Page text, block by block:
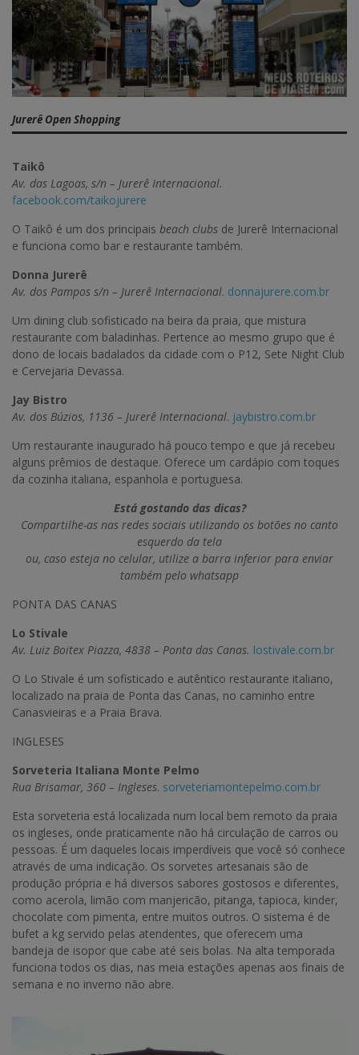
Jurerê Open Shopping
Taikô
Av. das Lagoas, s/n – Jurerê Internacional.
facebook.com/taikojurere
O Taikô é um dos principais beach clubs de Jurerê Internacional
e funciona como bar e restaurante também.
Donna Jurerê
Av. dos Pampos s/n – Jurerê Internacional. donnajurere.com.br
Um dining club sofisticado na beira da praia, que mistura
restaurante com baladinhas. Pertence ao mesmo grupo que é
dono de locais badalados da cidade com o P12, Sete Night Club
e Cervejaria Devassa.
Jay Bistro
Av. dos Búzios, 1136 – Jurerê Internacional. jaybistro.com.br
Um restaurante inaugurado há pouco tempo e que já recebeu
alguns prêmios de destaque. Oferece um cardápio com toques
da cozinha italiana, espanhola e portuguesa.
Está gostando das dicas?
Compartilhe-as nas redes sociais utilizando os botões no canto
esquerdo da tela
ou, caso esteja no celular, utilize a barra inferior para enviar
também pelo whatsapp
PONTA DAS CANAS
Lo Stivale
Av. Luiz Boitex Piazza, 4838 – Ponta das Canas. lostivale.com.br
O Lo Stivale é um sofisticado e autêntico restaurante italiano,
localizado na praia de Ponta das Canas, no caminho entre
Canasvieiras e a Praia Brava.
INGLESES
Sorveteria Italiana Monte Pelmo
Rua Brisamar, 360 – Ingleses. sorveteriamontepelmo.com.br
Esta sorveteria está localizada num local bem remoto da praia
os ingleses, onde praticamente não há circulação de carros ou
pessoas. É um daqueles locais imperdíveis que você só conhece
através de uma indicação. Os sorvetes artesanais são de
produção própria e há diversos sabores gostosos e diferentes,
como acerola, limão com manjericão, pitanga, tapioca, kinder,
chocolate com pimenta, entre muitos outros. O sistema é de
bufet a kg servido pelas atendentes, que oferecem uma
bandeja de isopor que cabe até seis bolas. Na alta temporada
funciona todos os dias, nas meia estações apenas aos finais de
semana e no inverno não abre.